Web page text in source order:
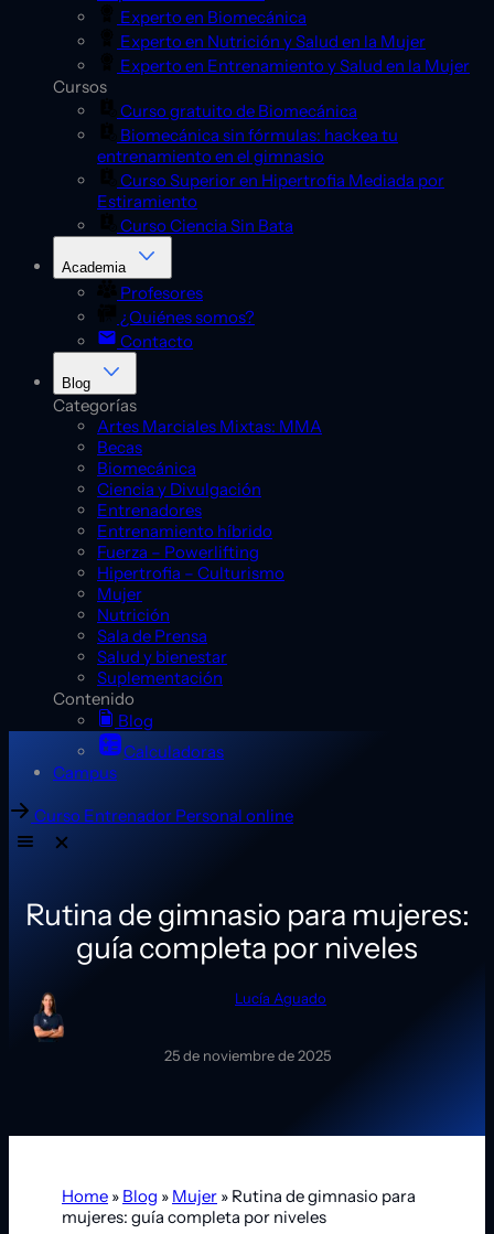
Experto en Biomecánica
Experto en Nutrición y Salud en la Mujer
Experto en Entrenamiento y Salud en la Mujer
Cursos
Curso gratuito de Biomecánica
Biomecánica sin fórmulas: hackea tu
entrenamiento en el gimnasio
Curso Superior en Hipertrofia Mediada por
Estiramiento
Curso Ciencia Sin Bata
Academia
Profesores
¿Quiénes somos?
Contacto
Blog
Categorías
Artes Marciales Mixtas: MMA
Becas
Biomecánica
Ciencia y Divulgación
Entrenadores
Entrenamiento híbrido
Fuerza – Powerlifting
Hipertrofia – Culturismo
Mujer
Nutrición
Sala de Prensa
Salud y bienestar
Suplementación
Contenido
Blog
Calculadoras
Campus
Curso Entrenador Personal online
Rutina de gimnasio para mujeres:
guía completa por niveles
Lucía Aguado
25 de noviembre de 2025
Home » Blog » Mujer » Rutina de gimnasio para
mujeres: guía completa por niveles